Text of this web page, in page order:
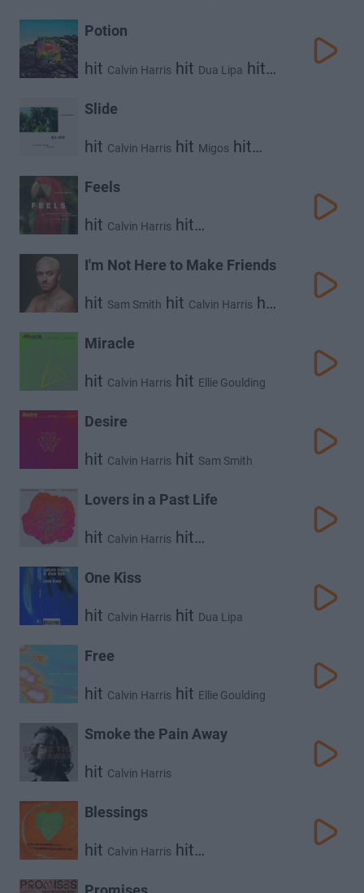
Potion
hit Calvin Harris hit Dua Lipa hit
Slide
hit Calvin Harris hit Migos hit
Feels
hit Calvin Harris hit
Big Sean
I'm Not Here to Make Friends
hit Sam Smith hit Calvin Harris hit
Miracle
hit Calvin Harris hit Ellie Goulding
Desire
hit Calvin Harris hit Sam Smith
Lovers in a Past Life
hit Calvin Harris hit
One Kiss
hit Calvin Harris hit Dua Lipa
Free
hit Calvin Harris hit Ellie Goulding
Smoke the Pain Away
hit Calvin Harris
Blessings
hit Calvin Harris hit